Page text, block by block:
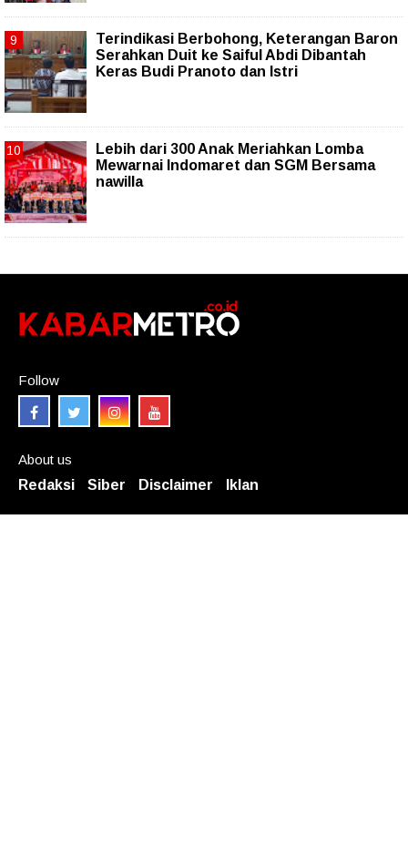
Terindikasi Berbohong, Keterangan Baron
Serahkan Duit ke Saiful Abdi Dibantah
Keras Budi Pranoto dan Istri
Lebih dari 300 Anak Meriahkan Lomba
Mewarnai Indomaret dan SGM Bersama
nawilla
Follow
About us
Redaksi
Siber Disclaimer Iklan